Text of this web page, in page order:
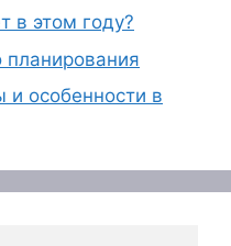
в этом году?
планирования
особенности в